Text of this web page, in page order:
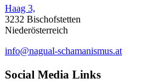
Haag 3,
3232 Bischofstetten
Niederösterreich
info@nagual-schamanismus.at
Social Media Links